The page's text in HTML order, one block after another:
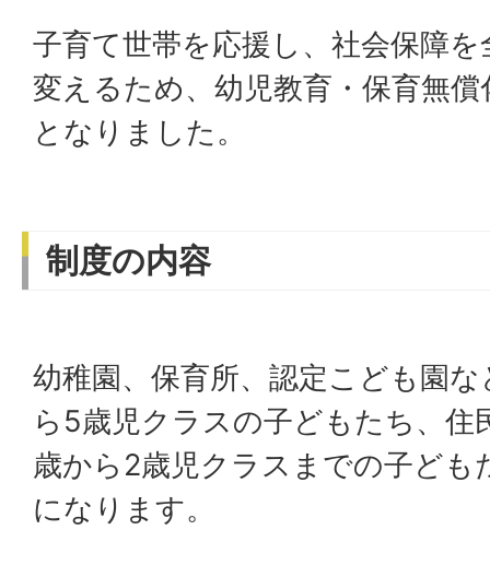
子育て世帯を応援し、社会保障
変えるため、幼児教育・保育無
となりました。
制度の内容
幼稚園、保育所、認定こども園
ら5歳児クラスの子どもたち、住
歳から2歳児クラスまでの子ども
になります。